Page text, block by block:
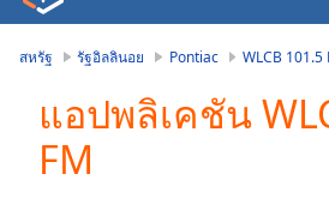
Player
Play
Video
สหรัฐ รัฐอิลลินอย Pontiac WLCB 101.5
แอปพลิเคชัน
FM